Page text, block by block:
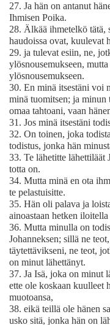
27. Ja hän on antanut
Ihmisen Poika.
28. Älkää ihmetelkö
haudoissa ovat, kuulevat
29. ja tulevat esiin, ne,
ylösnousemukseen,
ylösnousemukseen.
30. En minä itsestäni voi
minä tuomitsen; ja
omaa tahtoani, vaan
31. Jos minä itsestäni
32. On toinen, joka
todistus, jonka hän
33. Te lähetitte lähettiläät
totta on.
34. Mutta minä en ota
te pelastuisitte.
35. Hän oli palava ja
ainoastaan hetken iloitella
36. Mutta minulla on
Johanneksen; sillä ne
täytettävikseni, ne teot,
on minut lähettänyt.
37. Ja Isä, joka on minut
ette ole koskaan kuulleet
muotoansa,
38. eikä teillä ole hänen
usko sitä, jonka hän on